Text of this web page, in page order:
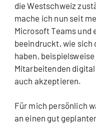
die Westschweiz
mache ich nun seit
Microsoft Teams und
beeindruckt, wie sich
haben,
Mitarbeitenden
auch akzeptieren.
Für mich persönlich
an einen gut